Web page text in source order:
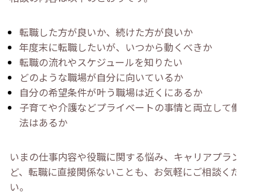
転職した方が良いか、続けた方が良いか
年度末に転職したいが、いつから動くべきか
転職の流れやスケジュールを知りたい
どのような職場が自分に向いているか
自分の希望条件が叶う職場は近くにあるか
子育てや介護などプライベートの事情と両立して働く方
法はあるか
いまの仕事内容や役職に関する悩み、キャリアプランな
ど、転職に直接関係ないことも、お気軽にご相談くださ
い。